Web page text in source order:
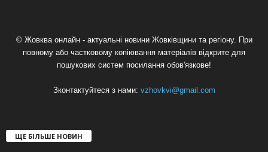
© Жовква онлайн - актуальні новини Жовківщини та регіону. При
повному або частковому копіювання матеріалів відкрите для
пошукових систем посилання обов'язкове!
Зконтактуйтеся з нами: vzhovkvi@gmail.com
ЩЕ БІЛЬШЕ НОВИН